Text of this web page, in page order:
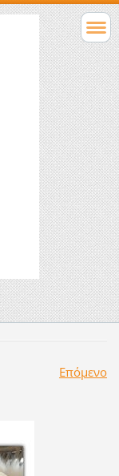
Επόμενο